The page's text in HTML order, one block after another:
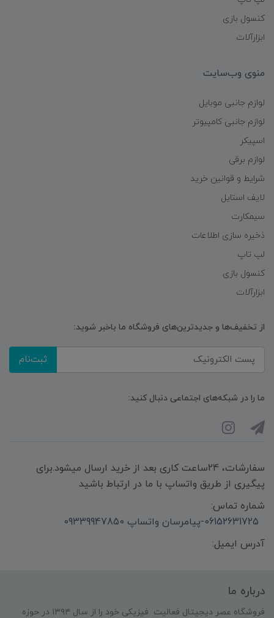
کنسول بازی
ابزارآلات
منوی وب‌سایت
لوازم جانبی موبایل
لوازم جانبی کامپیوتر
اسپیکر
لوازم برقی
شرایط و قوانین خرید
لایف استایل
سیمکارت
ذخیره سازی اطلاعات
لپ تاپ
کنسول بازی
ابزارآلات
از تخفیف‌ها و جدیدترین‌های فروشگاه ما باخبر شوید:
ثبت‌نام
ما را در شبکه‌های اجتماعی دنبال کنید:
سفارشات، 24ساعت کاری بعد از خرید ارسال میشود.برای
پیگیری از طریق واتساپ با ما در ارتباط باشید
شماره تماس:
06152631725-پیامرسان واتساپ 09339947850
آدرس ایمیل:
درباره ما
فروشگاه عصر دیجیتال فعالیت فیزیکی خود را از سال ۱۳۹۴ در حوزه